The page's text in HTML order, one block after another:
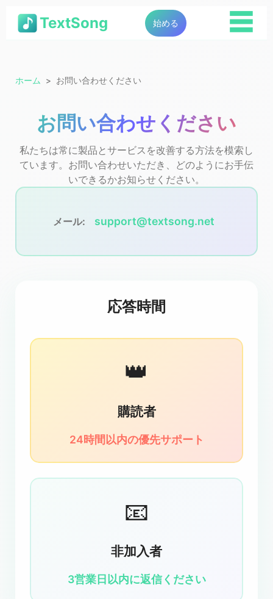
TextSong 始める ☰
ホーム お問い合わせください
お問い合わせください
私たちは常に製品とサービスを改善する方法を模索し
ています。お問い合わせいただき、どのようにお手伝
いできるかお知らせください。
メール: support@textsong.net
応答時間
👑
購読者
24時間以内の優先サポート
📧
非加入者
3営業日以内に返信ください